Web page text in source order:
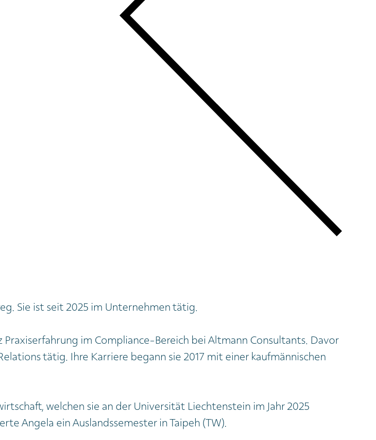
Sie ist seit 2025 im Unternehmen tätig.
im Compliance-Bereich bei Altmann Consultants. Davor
tätig. Ihre Karriere begann sie 2017 mit einer kaufmännischen
welchen sie an der Universität Liechtenstein im Jahr 2025
Angela ein Auslandssemester in Taipeh (TW).